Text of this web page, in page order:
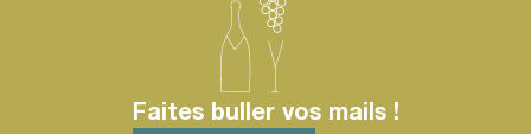
Faites buller vos mails !